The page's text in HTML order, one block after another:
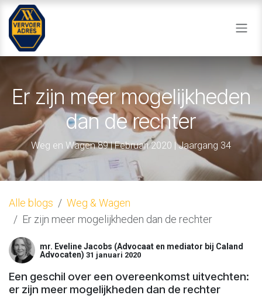
Overslaan naar inhoud
Er zijn meer mogelijkheden
dan de rechter
Weg en Wagen 89 | Februari 2020 | Jaargang 34
Alle blogs
Weg & Wagen
Er zijn meer mogelijkheden dan de rechter
mr. Eveline Jacobs (Advocaat en mediator bij Caland
Advocaten) 31 januari 2020
Een geschil over een overeenkomst uitvechten:
er zijn meer mogelijkheden dan de rechter